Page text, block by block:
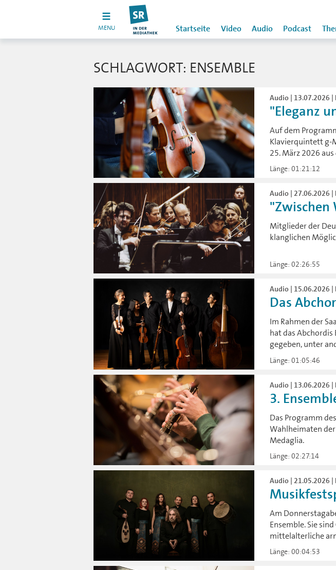
MENU Startseite Video Audio Podcast
SCHLAGWORT: ENSEMBLE
Audio | 13.07.2026 |
"Eleganz
Auf dem
Klavierquintett g-
25. März 2026
Länge: 01:21:12
Audio | 27.06.2026 |
"Zwischen
Mitglieder der
klanglichen
Länge: 02:26:55
Audio | 15.06.2026 |
Das
Im Rahmen der
hat das Abchordis
gegeben, unter
Länge: 01:05:46
Audio | 13.06.2026 |
3.
Das Programm
Wahlheimaten
Medaglia.
Länge: 02:27:14
Audio | 21.05.2026 |
Am
Ensemble. Sie
mittelalterliche
Länge: 00:04:53